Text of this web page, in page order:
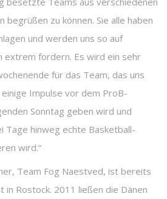
begrüßen zu können. Sie alle haben
und werden uns so auf
extrem fordern. Es wird ein sehr
für das Team, das uns
Impulse vor dem ProB-
Sonntag geben wird und
Tage hinweg echte Basketball-
wird.“
Team Fog Naestved, ist bereits
in Rostock. 2011 ließen die Dänen